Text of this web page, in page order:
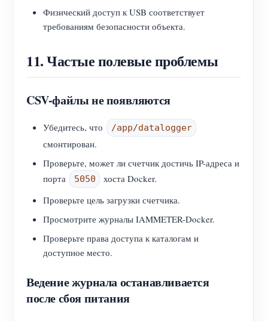
Физический доступ к USB соответствует
требованиям безопасности объекта.
11. Частые полевые проблемы
CSV-файлы не появляются
Убедитесь, что /app/datalogger
смонтирован.
Проверьте, может ли счетчик достичь IP-адреса и
порта
5050
хоста Docker.
Проверьте цель загрузки счетчика.
Просмотрите журналы IAMMETER-Docker.
Проверьте права доступа к каталогам и
доступное место.
Ведение журнала останавливается
после сбоя питания